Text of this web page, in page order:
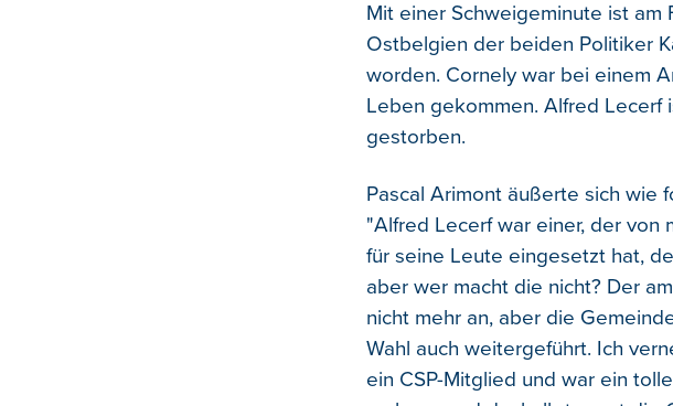
Mit einer Schweigeminute ist am
Ostbelgien der beiden Politiker
worden. Cornely war bei einem
Leben gekommen. Alfred Lecerf
gestorben.
Pascal Arimont äußerte sich wie
"Alfred Lecerf war einer, der von
für seine Leute eingesetzt hat,
aber wer macht die nicht? Der
nicht mehr an, aber die
Wahl auch weitergeführt. Ich
ein CSP-Mitglied und war ein